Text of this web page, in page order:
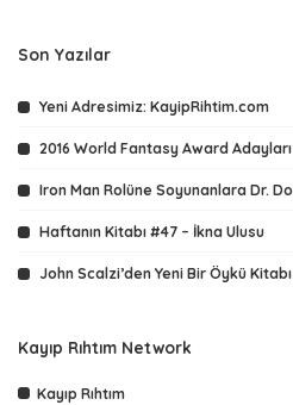
Son Yazılar
Yeni Adresimiz: KayipRihtim.com
2016 World Fantasy Award
Iron Man Rolüne Soyunanlara Dr.
Haftanın Kitabı #47 – İkna Ulusu
John Scalzi’den Yeni Bir Öykü
Kayıp Rıhtım Network
Kayıp Rıhtım